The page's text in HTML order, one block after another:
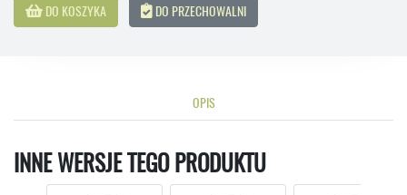
DO KOSZYKA DO PRZECHOWALNI
OPIS
INNE WERSJE TEGO PRODUKTU